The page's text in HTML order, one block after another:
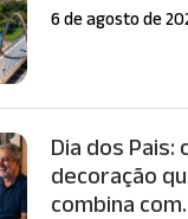
6 de agosto de
Dia dos Pais:
decoração
combina